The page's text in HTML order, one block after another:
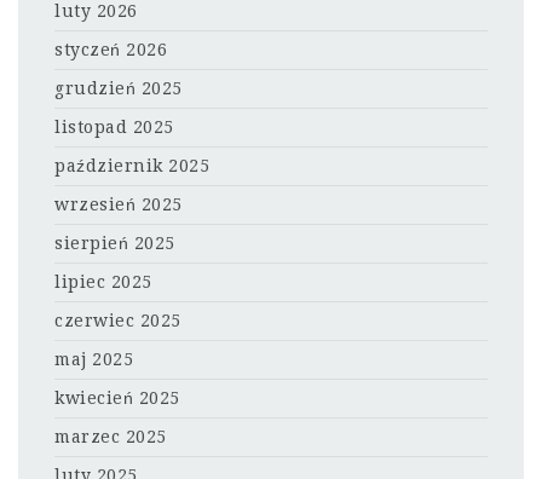
luty 2026
styczeń 2026
grudzień 2025
listopad 2025
październik 2025
wrzesień 2025
sierpień 2025
lipiec 2025
czerwiec 2025
maj 2025
kwiecień 2025
marzec 2025